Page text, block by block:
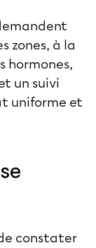
zones, à la
hormones,
un suivi
uniforme et
constater